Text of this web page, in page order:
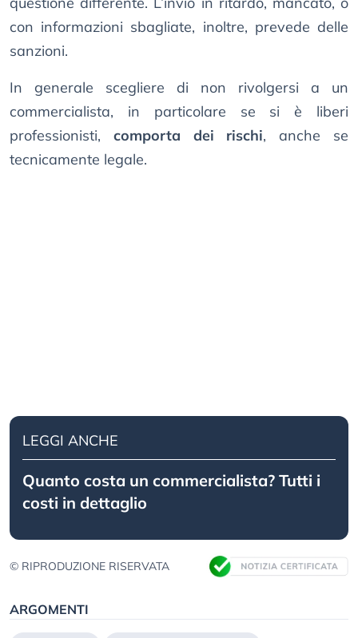
con informazioni sbagliate, inoltre, prevede delle
sanzioni.
In generale scegliere di non rivolgersi a un
commercialista, in particolare se si è liberi
professionisti, comporta dei rischi, anche se
tecnicamente legale.
LEGGI ANCHE
Quanto costa un commercialista? Tutti i
costi in dettaglio
© RIPRODUZIONE RISERVATA
ARGOMENTI